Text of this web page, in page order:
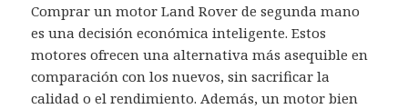
Comprar un motor Land Rover de segunda mano
es una decisión económica inteligente. Estos
motores ofrecen una alternativa más asequible en
comparación con los nuevos, sin sacrificar la
calidad o el rendimiento. Además, un motor bien